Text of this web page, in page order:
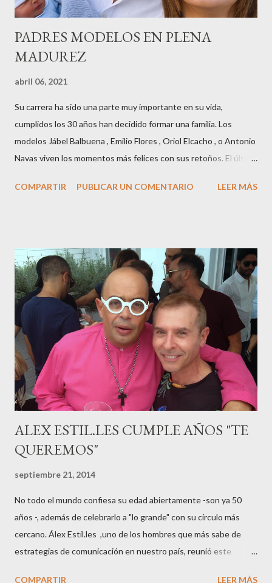
PADRES MODELOS EN PLENA
MADUREZ
abril 06, 2021
Su carrera ha sido una parte muy importante en su vida,
cumplidos los 30 años han decidido formar una familia. Los
modelos Jábel Balbuena , Emilio Flores , Oriol Elcacho , o Antonio
Navas viven los momentos más felices con sus retoños. El último
M ateo nació en Barcelona hace poco más de una semana. El top
haciéndole padre de un precioso niño. Marta ha sido toda una
campeona, durante los primeros 3 meses de embarazo tuvo que
guardar reposo debido a un síndrome llamado
“hiperemesisgravídica”.Pasados los meses fatídicos de
gestación Marta tiró adelante con el embarazo, ahora es una
mamá feliz. Otro de los modelos que ha sido padre este año ha
sido el madrileño, Emilio Flores , el top que desfiló en las mejores
pasarelas ...
COMPARTIR PUBLICAR UN COMENTARIO LEER MÁS
ALEX ESTIL.LES CUMPLE AÑOS "TE
QUEREMOS"
septiembre 21, 2014
No todo el mundo confiesa su edad abiertamente -son ya 50
años -, además de celebrarlo a "lo grande" con su círculo más
cercano. Álex Estil.les ,uno de los hombres que más sabe de
estrategias de comunicación en nuestro país, reunió este
COMPARTIR LEER MÁS